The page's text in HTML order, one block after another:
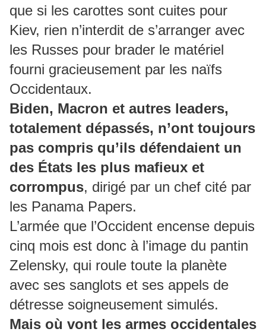
que si les carottes sont cuites pour
Kiev, rien n’interdit de s’arranger avec
les Russes pour brader le matériel
fourni gracieusement par les naïfs
Occidentaux.
Biden, Macron et autres leaders,
totalement dépassés, n’ont toujours
pas compris qu’ils défendaient un
des États les plus mafieux et
corrompus, dirigé par un chef cité par
les Panama Papers.
L’armée que l’Occident encense depuis
cinq mois est donc à l’image du pantin
Zelensky, qui roule toute la planète
avec ses sanglots et ses appels de
détresse soigneusement simulés.
Mais où vont les armes occidentales